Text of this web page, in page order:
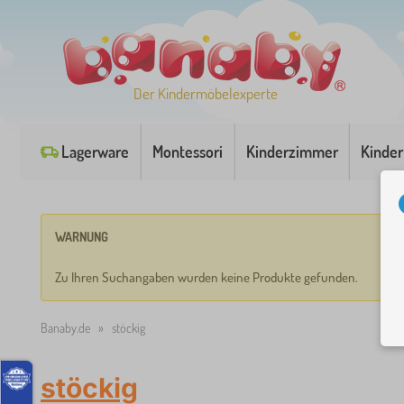
Der Kindermöbelexperte
Lagerware Montessori Kinderzimmer
WARNUNG
Zu Ihren Suchangaben wurden keine Produkte gefunden.
Banaby.de » stöckig
stöckig